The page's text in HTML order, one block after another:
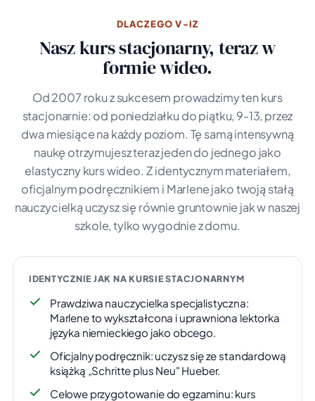
DLACZEGO V-IZ
Nasz kurs stacjonarny, teraz w
formie wideo.
Od 2007 roku z sukcesem prowadzimy ten kurs
stacjonarnie: od poniedziałku do piątku, 9-13, przez
dwa miesiące na każdy poziom. Tę samą intensywną
naukę otrzymujesz teraz jeden do jednego jako
elastyczny kurs wideo. Z identycznym materiałem,
oficjalnym podręcznikiem i Marlene jako twoją stałą
nauczycielką uczysz się równie gruntownie jak w naszej
szkole, tylko wygodnie z domu.
IDENTYCZNIE JAK NA KURSIE STACJONARNYM
Prawdziwa nauczycielka specjalistyczna:
Marlene to wykształcona i uprawniona lektorka
języka niemieckiego jako obcego.
Oficjalny podręcznik: uczysz się ze standardową
książką „Schritte plus Neu" Hueber.
Celowe przygotowanie do egzaminu: kurs